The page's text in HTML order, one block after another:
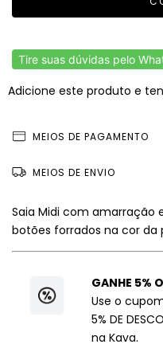
Tire suas dúvidas pelo
Adicione este produto e
MEIOS DE PAGAMENTO
MEIOS DE ENVIO
Saia Midi com
botões forrados na cor da
GANHE 5%
Use o cupom
5% DE
na Kava.